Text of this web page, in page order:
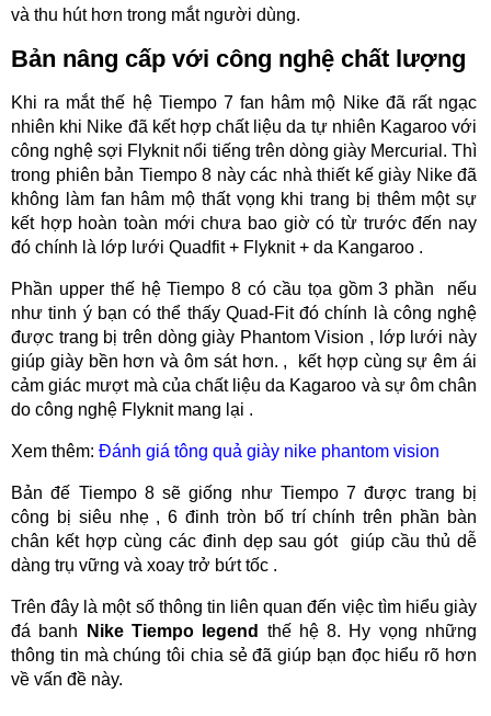
và thu hút hơn trong mắt người dùng.
Bản nâng cấp với công nghệ chất lượng
Khi ra mắt thế hệ Tiempo 7 fan hâm mộ Nike đã rất ngạc
nhiên khi Nike đã kết hợp chất liệu da tự nhiên Kagaroo với
công nghệ sợi Flyknit nổi tiếng trên dòng giày Mercurial. Thì
trong phiên bản Tiempo 8 này các nhà thiết kế giày Nike đã
không làm fan hâm mộ thất vọng khi trang bị thêm một sự
kết hợp hoàn toàn mới chưa bao giờ có từ trước đến nay
đó chính là lớp lưới Quadfit + Flyknit + da Kangaroo .
Phần upper thế hệ Tiempo 8 có cầu tọa gồm 3 phần nếu
như tinh ý bạn có thể thấy Quad-Fit đó chính là công nghệ
được trang bị trên dòng giày Phantom Vision , lớp lưới này
giúp giày bền hơn và ôm sát hơn. , kết hợp cùng sự êm ái
cảm giác mượt mà của chất liệu da Kagaroo và sự ôm chân
do công nghệ Flyknit mang lại .
Xem thêm: Đánh giá tông quả giày nike phantom vision
Bản đế Tiempo 8 sẽ giống như Tiempo 7 được trang bị
công bị siêu nhẹ , 6 đinh tròn bố trí chính trên phần bàn
chân kết hợp cùng các đinh dẹp sau gót giúp cầu thủ dễ
dàng trụ vững và xoay trở bứt tốc .
Trên đây là một số thông tin liên quan đến việc tìm hiểu giày
đá banh
Nike Tiempo legend
thế hệ 8. Hy vọng những
thông tin mà chúng tôi chia sẻ đã giúp bạn đọc hiểu rõ hơn
về vấn đề này.